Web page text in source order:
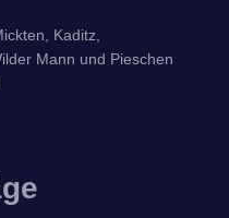
Kaditz,
Mann und Pieschen